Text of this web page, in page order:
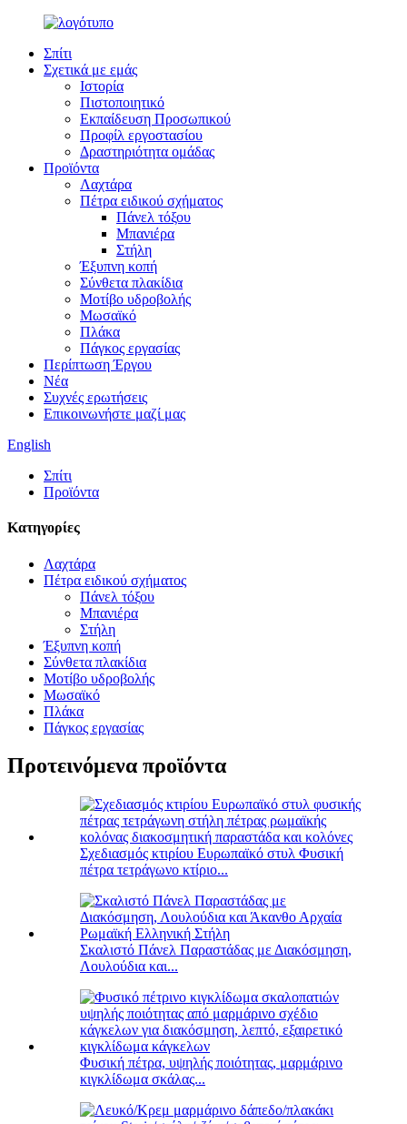
Σπίτι
Σχετικά με εμάς
Ιστορία
Πιστοποιητικό
Εκπαίδευση Προσωπικού
Προφίλ εργοστασίου
Δραστηριότητα ομάδας
Προϊόντα
Λαχτάρα
Πέτρα ειδικού σχήματος
Πάνελ τόξου
Μπανιέρα
Στήλη
Έξυπνη κοπή
Σύνθετα πλακίδια
Μοτίβο υδροβολής
Μωσαϊκό
Πλάκα
Πάγκος εργασίας
Περίπτωση Έργου
Νέα
Συχνές ερωτήσεις
Επικοινωνήστε μαζί μας
English
Σπίτι
Προϊόντα
Κατηγορίες
Λαχτάρα
Πέτρα ειδικού σχήματος
Πάνελ τόξου
Μπανιέρα
Στήλη
Έξυπνη κοπή
Σύνθετα πλακίδια
Μοτίβο υδροβολής
Μωσαϊκό
Πλάκα
Πάγκος εργασίας
Προτεινόμενα προϊόντα
Σχεδιασμός κτιρίου Ευρωπαϊκό στυλ Φυσική
πέτρα τετράγωνο κτίριο...
Σκαλιστό Πάνελ Παραστάδας με Διακόσμηση,
Λουλούδια και...
Φυσική πέτρα, υψηλής ποιότητας, μαρμάρινο
κιγκλίδωμα σκάλας...